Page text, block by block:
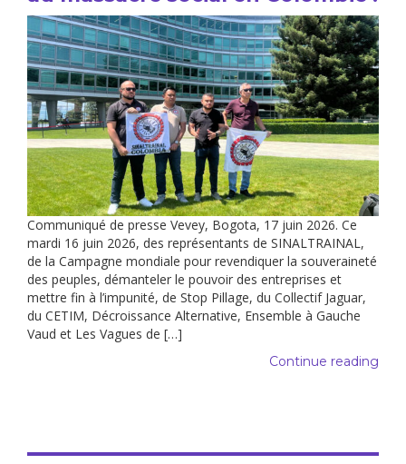
Communiqué de presse Vevey, Bogota, 17 juin 2026. Ce
mardi 16 juin 2026, des représentants de SINALTRAINAL,
de la Campagne mondiale pour revendiquer la souveraineté
des peuples, démanteler le pouvoir des entreprises et
mettre fin à l’impunité, de Stop Pillage, du Collectif Jaguar,
du CETIM, Décroissance Alternative, Ensemble à Gauche
Vaud et Les Vagues de […]
Continue reading